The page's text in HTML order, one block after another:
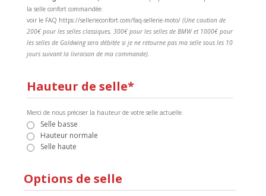
Hauteur de selle*
Merci de nous préciser la hauteur de votre selle actuelle.
Selle basse
Hauteur normale
Selle haute
Options de selle
la selle confort commandée.
voir le FAQ https://sellerieconfort.com/faq-sellerie-moto/ (Une caution de
200€ pour les selles classiques, 300€ pour les selles de BMW et 1000€ pour
les selles de Goldwing sera débitée si je ne retourne pas ma selle sous les 10
jours suivant la livraison de ma commande).